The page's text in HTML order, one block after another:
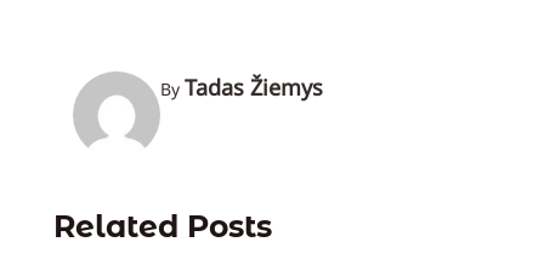
By Tadas Žiemys
Related Posts